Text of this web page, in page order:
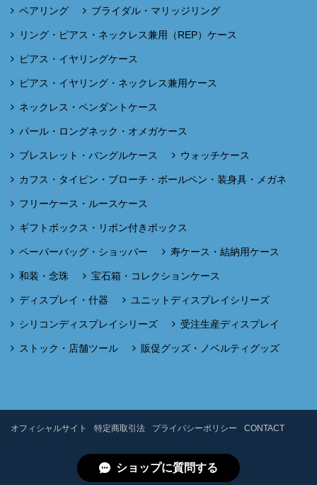
ペアリング ブライダル・マリッジリング
リング・ピアス・ネックレス兼用（REP）ケース
ピアス・イヤリングケース
ピアス・イヤリング・ネックレス兼用ケース
ネックレス・ペンダントケース
パール・ロングネック・オメガケース
ブレスレット・バングルケース ウォッチケース
カフス・タイピン・ブローチ・ボールペン・装身具・メガネ
フリーケース・ルースケース
ギフトボックス・リボン付きボックス
ペーパーバッグ・ショッパー 寿ケース・結納用ケース
和装・念珠 宝石箱・コレクションケース
ディスプレイ・什器 ユニットディスプレイシリーズ
シリコンディスプレイシリーズ 受注生産ディスプレイ
ストック・店舗ツール 販促グッズ・ノベルティグッズ
オフィシャルサイト 特定商取引法 プライバシーポリシー CONTACT
ショップに質問する